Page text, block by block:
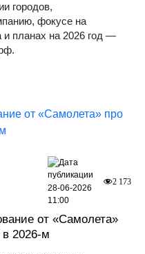
городов,
фокусе на
и планах на 2026 год —
от «Самолета»
в 2026-м
2 173
28-06-2026
11:00